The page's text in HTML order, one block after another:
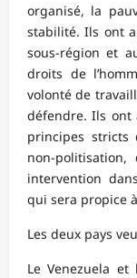
organisé, la
stabilité. Ils ont
sous-région et
droits de
volonté de
défendre. Ils ont
principes stricts
non-
intervention
qui sera propice
Les deux pays
Le Venezuela